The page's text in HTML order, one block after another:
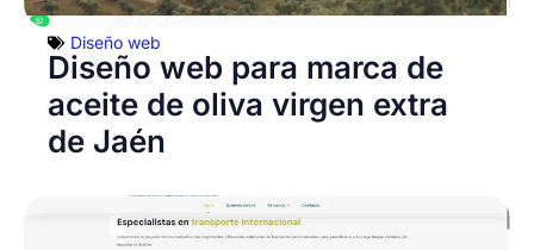
Diseño web
Diseño web para marca de
aceite de oliva virgen extra
de Jaén